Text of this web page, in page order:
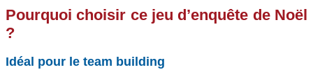
Pourquoi choisir ce jeu d’enquête de Noël
?
Idéal pour le team building